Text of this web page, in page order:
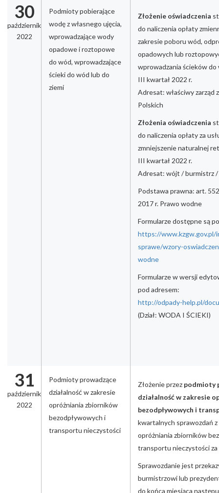
30
październik
2022
Podmioty pobierające
wodę z własnego ujęcia,
wprowadzające wody
opadowe i roztopowe
do wód, wprowadzające
ścieki do wód lub do
ziemi
Złożenie oświadczenia
do naliczenia opłaty
zakresie poboru wód,
opadowych lub
wprowadzania ścieków do
III kwartał 2022 r.
Adresat: właściwy zarząd
Polskich
Złożenia oświadczenia
do naliczenia opłaty za
zmniejszenie naturalnej
III kwartał 2022 r.
Adresat: wójt / burmistrz
Podstawa prawna: art.
2017 r. Prawo wodne
Formularze dostępne są
https://www.kzgw.gov.pl/
sprawe/wzory-
wodne
Formularze w wersji
pod adresem:
http://odpady-help.pl/
(Dział: WODA I ŚCIEKI)
31
październik
2022
Podmioty prowadzące
działalność w zakresie
opróżniania zbiorników
bezodpływowych i
transportu nieczystości
Złożenie przez podmioty
działalność w zakresie
bezodpływowych i
kwartalnych sprawozdań z
opróżniania zbiorników
transportu nieczystości
Sprawozdanie jest
burmistrzowi lub
do końca miesiąca